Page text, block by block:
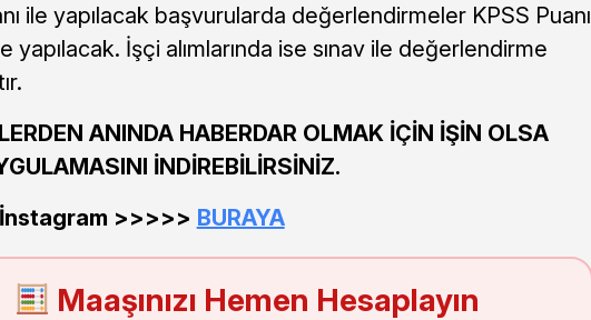
ile yapılacak başvurularda değerlendirmeler KPSS Puanı
yapılacak. İşçi alımlarında ise sınav ile değerlendirme
ANINDA HABERDAR OLMAK İÇİN İŞİN OLSA
İNDİREBİLİRSİNİZ.
>>>>> BURAYA
Maaşınızı Hemen Hesaplayın